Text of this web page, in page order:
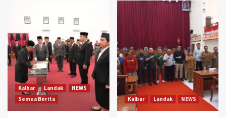
Kalbar Landak
NEWS
Semua Berita
Kalbar Landak NEWS